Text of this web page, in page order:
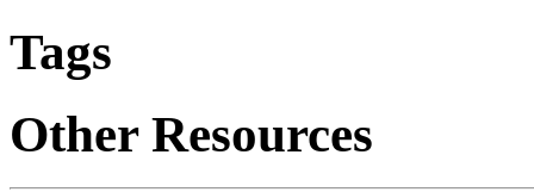
Tags
Other Resources